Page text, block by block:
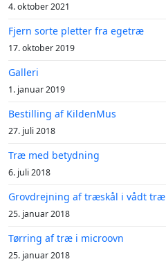
4. oktober 2021
Fjern sorte pletter fra egetræ
17. oktober 2019
Galleri
1. januar 2019
Bestilling af KildenMus
27. juli 2018
Træ med betydning
6. juli 2018
Grovdrejning af træskål i vådt træ
25. januar 2018
Tørring af træ i microovn
25. januar 2018